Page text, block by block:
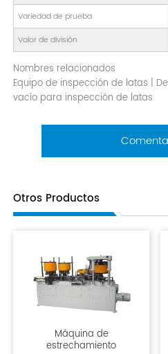
Variedad de prueba
Valor de división
Nombres relacionados
Equipo de inspección de latas |
vacío para inspección de latas
Otros Productos
Máquina de
estrechamiento